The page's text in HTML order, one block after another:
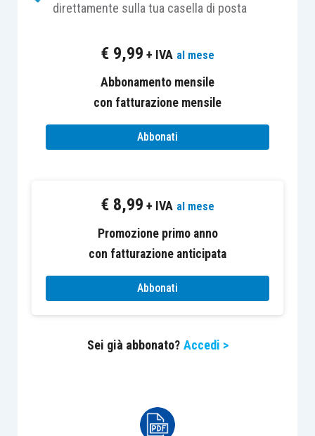
direttamente sulla tua casella di posta
€ 9,99 + IVA al mese
Abbonamento mensile
con fatturazione mensile
Abbonati
€ 8,99 + IVA al mese
Promozione primo anno
con fatturazione anticipata
Abbonati
Sei già abbonato? Accedi >